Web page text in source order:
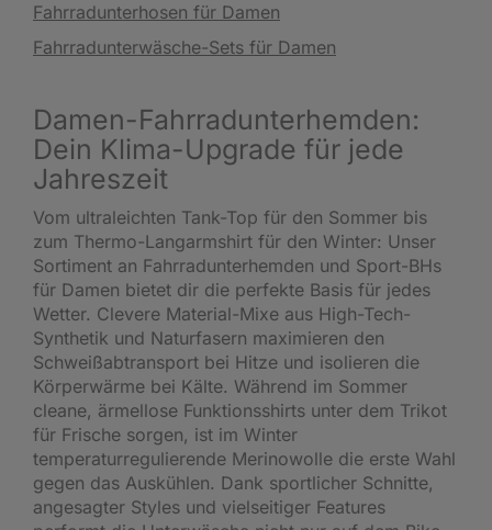
Fahrradunterhosen für Damen
Fahrradunterwäsche-Sets für Damen
Damen-Fahrradunterhemden:
Dein Klima-Upgrade für jede
Jahreszeit
Vom ultraleichten Tank-Top für den Sommer bis
zum Thermo-Langarmshirt für den Winter: Unser
Sortiment an Fahrradunterhemden und Sport-BHs
für Damen bietet dir die perfekte Basis für jedes
Wetter. Clevere Material-Mixe aus High-Tech-
Synthetik und Naturfasern maximieren den
Schweißabtransport bei Hitze und isolieren die
Körperwärme bei Kälte. Während im Sommer
cleane, ärmellose Funktionsshirts unter dem Trikot
für Frische sorgen, ist im Winter
temperaturregulierende Merinowolle die erste Wahl
gegen das Auskühlen. Dank sportlicher Schnitte,
angesagter Styles und vielseitiger Features